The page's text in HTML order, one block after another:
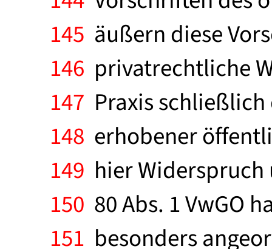
145 äußern diese
146 privatrechtliche
147 Praxis
148 erhobener
149 hier
150 80 Abs. 1 VwGO
151 besonders